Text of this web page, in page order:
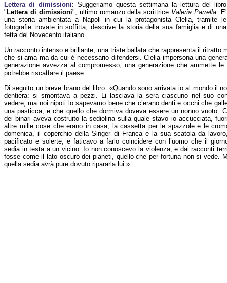
Lettera di dimissioni: Suggeriamo questa settimana la lettura del libro
" Lettera di dimissioni", ultimo romanzo della scrittrice Valeria Parrella. E'
una storia ambientata a Napoli in cui la protagonista Clelia, tramite le
fotografie trovate in soffitta, descrive la storia della sua famiglia e di una
fetta del Novecento italiano.
Un racconto intenso e brillante, una triste ballata che rappresenta il ritratto
che si ama ma da cui è necessario difendersi. Clelia impersona una
generazione avvezza al compromesso, una generazione che ammette
potrebbe riscattare il paese.
Di seguito un breve brano del libro: «Quando sono arrivata io al mondo il
dentiera: si smontava a pezzi. Li lasciava la sera ciascuno nel suo
vedere, ma noi nipoti lo sapevamo bene che c’erano denti e occhi che
una pasticca, e che quello che dormiva doveva essere un nonno vuoto.
dei binari aveva costruito la sediolina sulla quale stavo io accucciata,
altre mille cose che erano in casa, la cassetta per le spazzole e le
domenica, il coperchio della Singer di Franca e la sua scatola da
pacificato e solerte, e faticavo a farlo coincidere con l’uomo che il
sedia in testa a un vicino. Io non conoscevo la violenza, e dai racconti
fosse come il lato oscuro dei pianeti, quello che per fortuna non si vede.
quella sedia avrà pure dovuto ripararla lui.»